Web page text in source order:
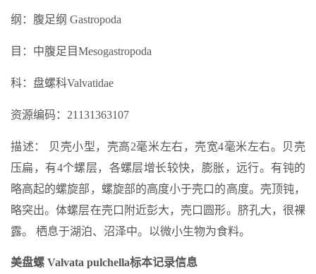
纲：腹足纲 Gastropoda
目：中腹足目Mesogastropoda
科：盘螺科Valvatidae
资源编码：21131363107
描述： 贝壳小型，壳高2毫米左右，壳宽4毫米左右。贝壳
压扁，有4个螺层，各螺层增长较快，膨胀，远行。有钝的
略高起的螺旋部，螺旋部的高度小于壳口的高度。壳顶钝，
略突出。体螺层在壳口附近彭大，壳口圆形。脐孔大，很裸
露。 栖息于湖泊、沼泽中。以微小生物为食料。
美盘螺 Valvata pulchella标本记录信息